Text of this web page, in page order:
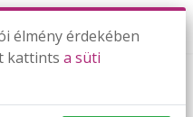
élmény érdekében
kattints a süti